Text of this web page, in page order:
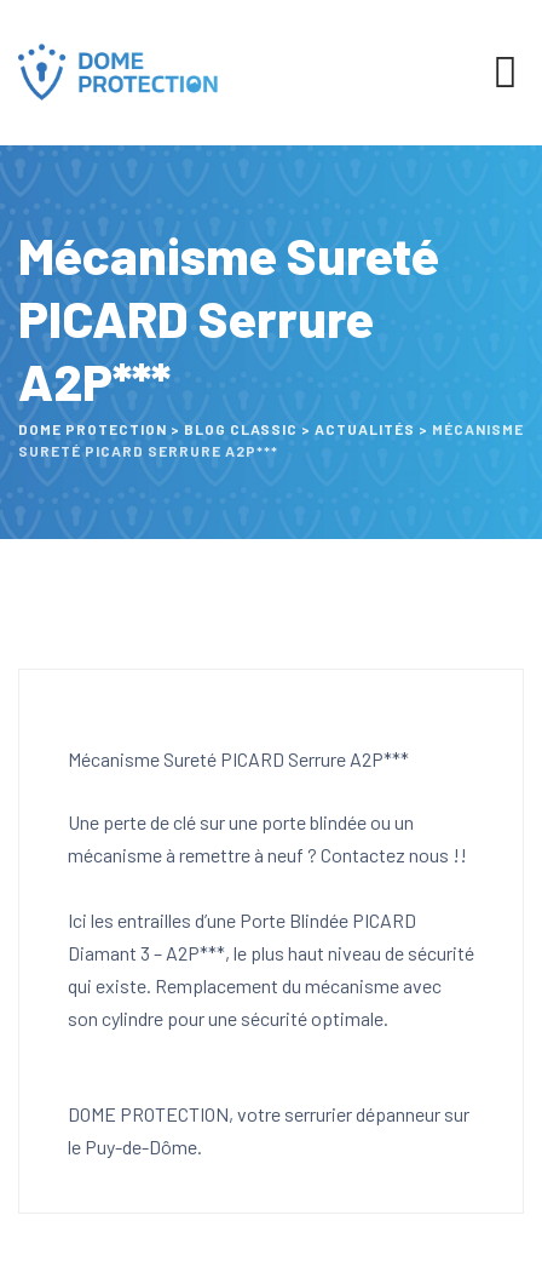
Mécanisme Sureté
PICARD Serrure
A2P***
DOME PROTECTION > BLOG CLASSIC > ACTUALITÉS > MÉCANISME
SURETÉ PICARD SERRURE A2P***
Mécanisme Sureté PICARD Serrure A2P***
Une perte de clé sur une porte blindée ou un
mécanisme à remettre à neuf ? Contactez nous !!
Ici les entrailles d’une Porte Blindée PICARD
Diamant 3 – A2P***, le plus haut niveau de sécurité
qui existe. Remplacement du mécanisme avec
son cylindre pour une sécurité optimale.
DOME PROTECTION, votre serrurier dépanneur sur
le Puy-de-Dôme.